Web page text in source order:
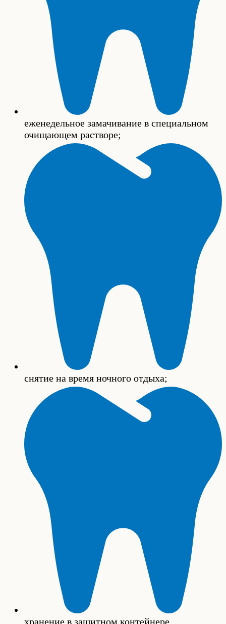
еженедельное замачивание в специальном
очищающем растворе;
снятие на время ночного отдыха;
хранение в защитном контейнере.